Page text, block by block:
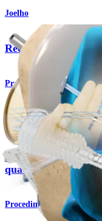
Joelho
Reconstrução do
Procedimento
Joelho
Reconstrução do
quadricipital
Procedimento